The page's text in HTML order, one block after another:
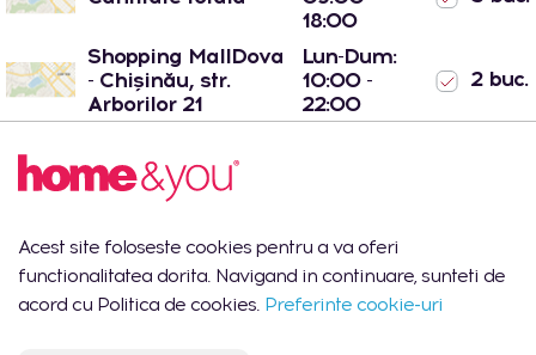
18:00
Shopping MallDova
- Chișinău, str.
Arborilor 21
Lun-Dum:
10:00 -
22:00
2 buc.
Chișinău, str. Mihail
Sadoveanu 42/6
Descrierea produsului
Acest site foloseste cookies pentru a va oferi
functionalitatea dorita. Navigand in continuare, sunteti de
acord cu Politica de cookies. Preferinte cookie-uri